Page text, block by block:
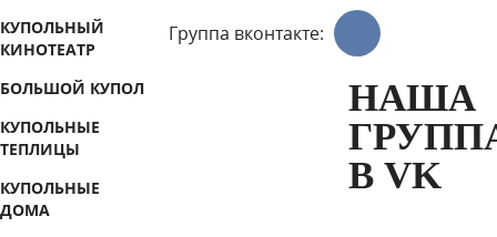
КУПОЛЬНЫЙ
КИНОТЕАТР
БОЛЬШОЙ КУПОЛ
КУПОЛЬНЫЕ
ТЕПЛИЦЫ
КУПОЛЬНЫЕ
ДОМА
Группа вконтакте:
НАША
В VK